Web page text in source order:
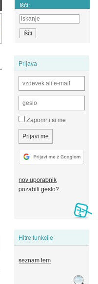
Išči:
Prijava
Zapomni si me
nov uporabnik
pozabili geslo?
Hitre funkcije
seznam tem